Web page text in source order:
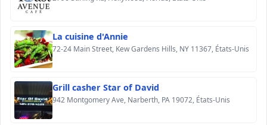
La cuisine d'Annie
72-24 Main Street, Kew Gardens Hills, NY 11367, États-Unis
Grill casher Star of David
942 Montgomery Ave, Narberth, PA 19072, États-Unis